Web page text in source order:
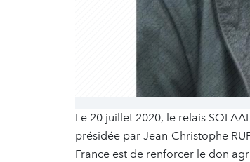
Le 20 juillet 2020, le relais
présidée par Jean-Christophe
France est de renforcer le don